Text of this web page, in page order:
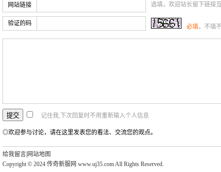
网站链接 选填，欢迎站长留下链接
验证的码 必填，不填
记住我,下次回复时不用重新输入个人信息
◎欢迎参与讨论，请在这里发表您的看法、交流您的观点。
给我留言 网站地图
Copyright © 2024 传奇新服网 www.uj35.com All Rights Reserved.